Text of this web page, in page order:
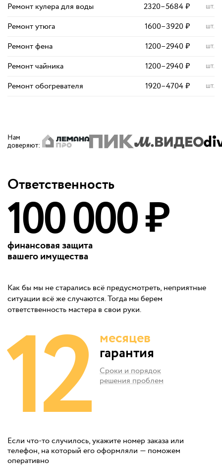
Ремонт кулера для воды 2320–5684₽ шт.
Ремонт утюга 1600–3920₽ шт.
Ремонт фена 1200–2940₽ шт.
Ремонт чайника 1200–2940₽ шт.
Ремонт обогревателя 1920–4704₽ шт.
Нам
доверяют:
Ответственность
100 000 ₽
финансовая защита
вашего имущества
Как бы мы не старались всё предусмотреть, неприятные
ситуации всё же случаются. Тогда мы берем
ответственность мастера в свои руки.
12 месяцев
гарантия
Сроки и порядок
решения проблем
Если что-то случилось, укажите номер заказа или
телефон, на который его оформляли — поможем
оперативно